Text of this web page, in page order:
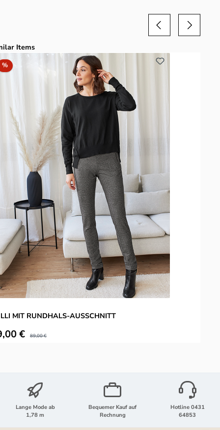
überspringen
Items
%Rabatt
MIT RUNDHALS-AUSSCHNITT
€ Regulärer Preis:
89,00 €
Lange Mode ab
1,78 m
Bequemer Kauf auf
Rechnung
Hotline 0431
64853